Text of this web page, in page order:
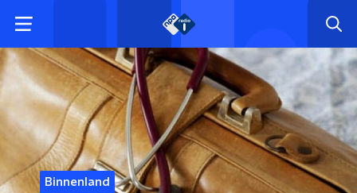
Binnenland